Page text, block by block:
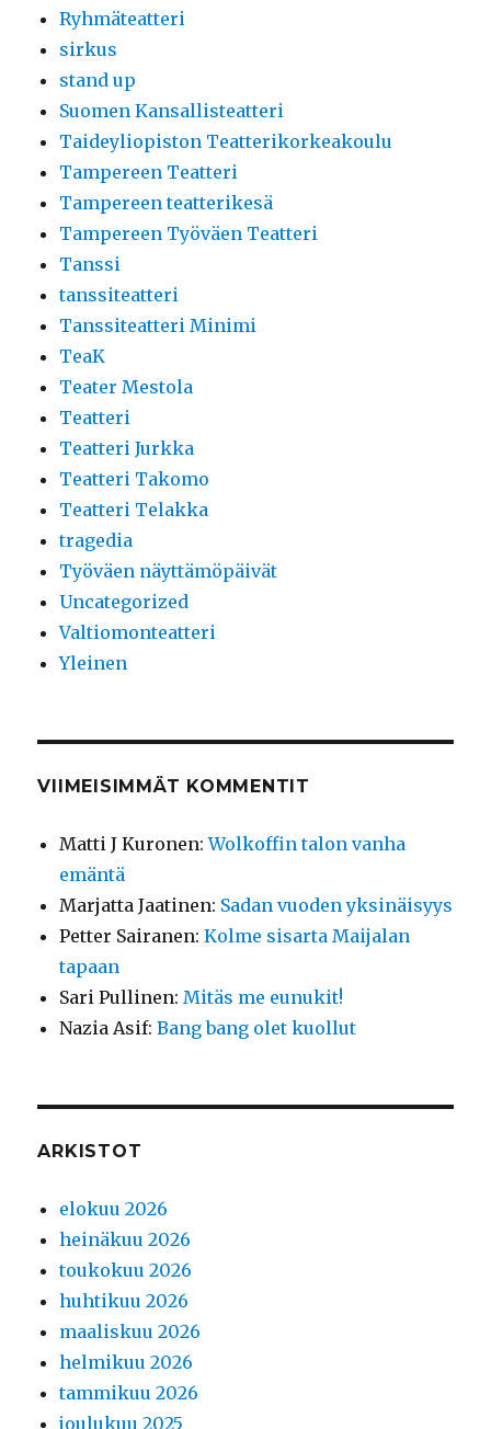
Ryhmäteatteri
sirkus
stand up
Suomen Kansallisteatteri
Taideyliopiston Teatterikorkeakoulu
Tampereen Teatteri
Tampereen teatterikesä
Tampereen Työväen Teatteri
Tanssi
tanssiteatteri
Tanssiteatteri Minimi
TeaK
Teater Mestola
Teatteri
Teatteri Jurkka
Teatteri Takomo
Teatteri Telakka
tragedia
Työväen näyttämöpäivät
Uncategorized
Valtiomonteatteri
Yleinen
VIIMEISIMMÄT KOMMENTIT
Matti J Kuronen:Wolkoffin talon vanha
emäntä
Marjatta Jaatinen: Sadan vuoden yksinäisyys
Petter Sairanen:Kolme sisarta Maijalan
tapaan
Sari Pullinen: Mitäs me eunukit!
Nazia Asif:Bang bang olet kuollut
ARKISTOT
elokuu 2026
heinäkuu 2026
toukokuu 2026
huhtikuu 2026
maaliskuu 2026
helmikuu 2026
tammikuu 2026
joulukuu 2025